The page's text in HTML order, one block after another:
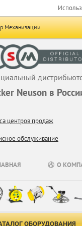
Механизации
Neuson в
центров продаж
обслуживание
О
ОБОРУДОВАНИЯ